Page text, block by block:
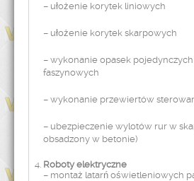
– ułożenie korytek liniowych
– ułożenie korytek skarpowych
– wykonanie opasek pojedynczych
faszynowych
– wykonanie przewiertów
– ubezpieczenie wylotów rur w
obsadzony w betonie)
Roboty elektryczne
– montaż latarń oświetleniowych